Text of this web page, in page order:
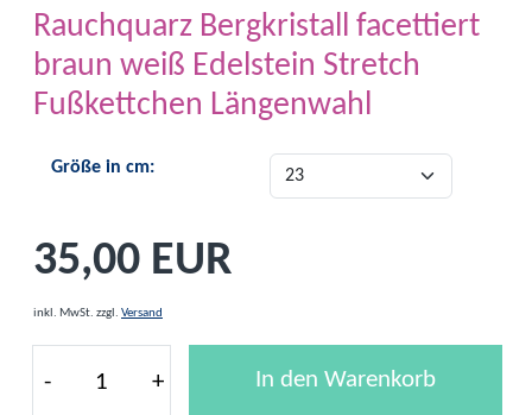
Rauchquarz Bergkristall facettiert
braun weiß Edelstein Stretch
Fußkettchen Längenwahl
Größe in cm:
35,00 EUR
inkl. MwSt. zzgl. Versand
- + In den Warenkorb